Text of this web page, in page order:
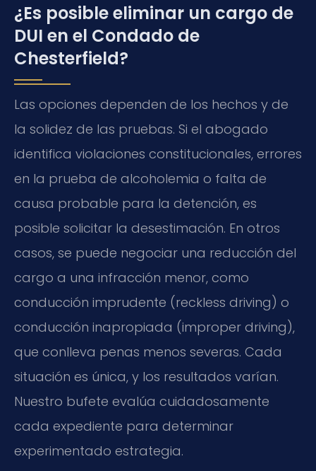
¿Es posible eliminar un cargo de
DUI en el Condado de
Chesterfield?
Las opciones dependen de los hechos y de
la solidez de las pruebas. Si el abogado
identifica violaciones constitucionales, errores
en la prueba de alcoholemia o falta de
causa probable para la detención, es
posible solicitar la desestimación. En otros
casos, se puede negociar una reducción del
cargo a una infracción menor, como
conducción imprudente (reckless driving) o
conducción inapropiada (improper driving),
que conlleva penas menos severas. Cada
situación es única, y los resultados varían.
Nuestro bufete evalúa cuidadosamente
cada expediente para determinar
experimentado estrategia.